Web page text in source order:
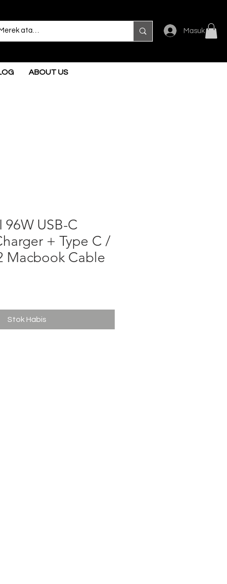
Masuk
ABOUT US
96W USB-C
+ Type C /
Macbook Cable
Stok Habis